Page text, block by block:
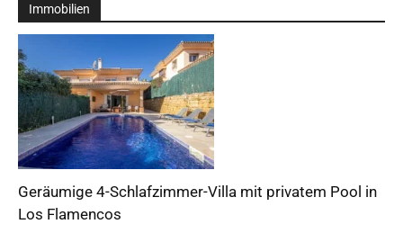
Immobilien
Geräumige 4-Schlafzimmer-Villa mit privatem Pool in
Los Flamencos